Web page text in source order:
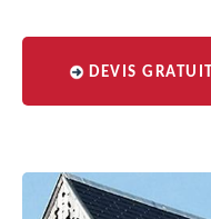
DEVIS GRATUIT